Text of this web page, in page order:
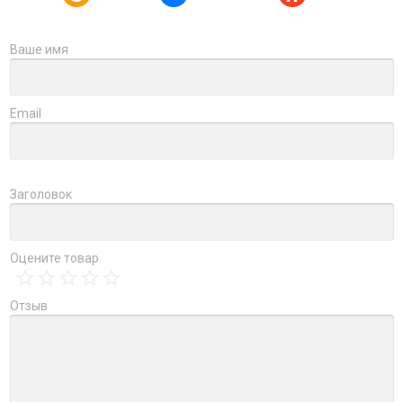
Ваше имя
Email
Заголовок
Оцените товар
Отзыв